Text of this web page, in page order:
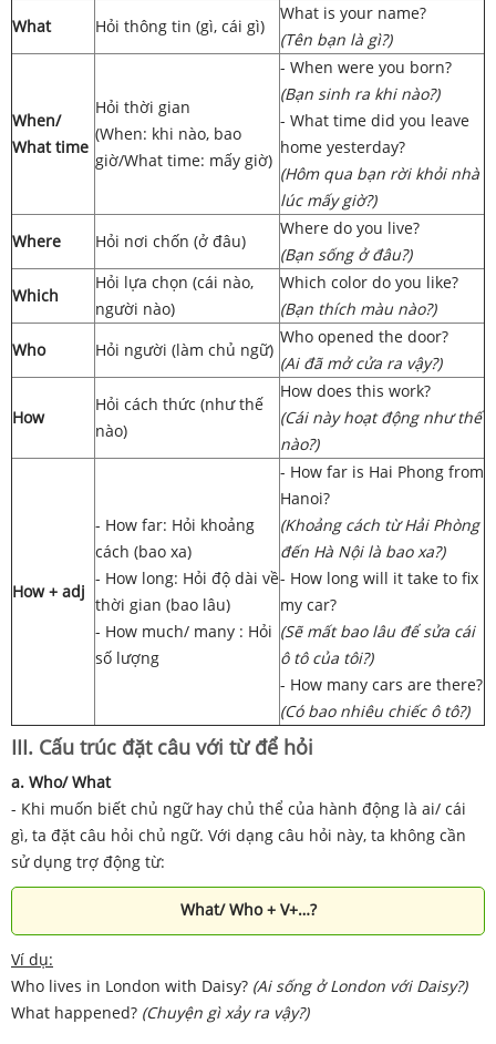
What
Hỏi thông tin (gì, cái gì)
What is your name?
(Tên bạn là gì?)
When/
What time
Hỏi thời gian
(When: khi nào, bao
giờ/What time: mấy giờ)
- When were you born?
(Bạn sinh ra khi nào?)
- What time did you leave
home yesterday?
(Hôm qua bạn rời khỏi nhà
lúc mấy giờ?)
Where
Hỏi nơi chốn (ở đâu)
Where do you live?
(Bạn sống ở đâu?)
Which
Hỏi lựa chọn (cái nào,
người nào)
Which color do you like?
(Bạn thích màu nào?)
Who
Hỏi người (làm chủ ngữ)
Who opened the door?
(Ai đã mở cửa ra vậy?)
How
Hỏi cách thức (như thế
nào)
How does this work?
(Cái này hoạt động như thế
nào?)
How + adj
- How far: Hỏi khoảng
cách (bao xa)
- How long: Hỏi độ dài về
thời gian (bao lâu)
- How much/ many : Hỏi
số lượng
- How far is Hai Phong from
Hanoi?
(Khoảng cách từ Hải Phòng
đến Hà Nội là bao xa?)
- How long will it take to fix
my car?
(Sẽ mất bao lâu để sửa cái
ô tô của tôi?)
- How many cars are there?
(Có bao nhiêu chiếc ô tô?)
III. Cấu trúc đặt câu với từ để hỏi
a. Who/ What
- Khi muốn biết chủ ngữ hay chủ thể của hành động là ai/ cái
gì, ta đặt câu hỏi chủ ngữ. Với dạng câu hỏi này, ta không cần
sử dụng trợ động từ:
What/ Who + V+…?
Ví dụ:
Who lives in London with Daisy? (Ai sống ở London với Daisy?)
What happened? (Chuyện gì xảy ra vậy?)